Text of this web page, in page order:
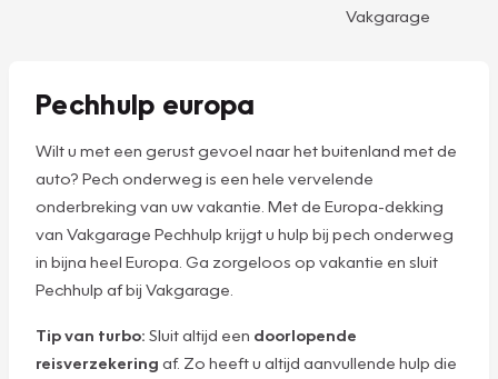
Vakgarage
Pechhulp europa
Wilt u met een gerust gevoel naar het buitenland met de
auto? Pech onderweg is een hele vervelende
onderbreking van uw vakantie. Met de Europa-dekking
van Vakgarage Pechhulp krijgt u hulp bij pech onderweg
in bijna heel Europa. Ga zorgeloos op vakantie en sluit
Pechhulp af bij Vakgarage.
Tip van turbo: Sluit altijd een doorlopende
reisverzekering af. Zo heeft u altijd aanvullende hulp die